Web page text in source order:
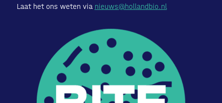
Laat het ons weten via nieuws@hollandbio.nl